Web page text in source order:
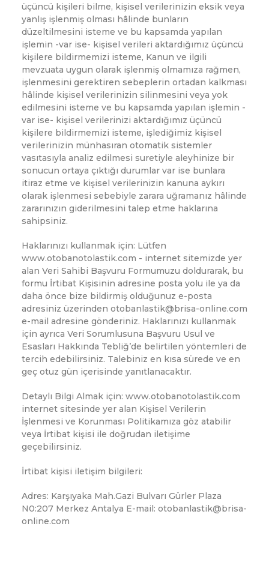
üçüncü kişileri bilme, kişisel verilerinizin eksik veya
yanlış işlenmiş olması hâlinde bunların
düzeltilmesini isteme ve bu kapsamda yapılan
işlemin -var ise- kişisel verileri aktardığımız üçüncü
kişilere bildirmemizi isteme, Kanun ve ilgili
mevzuata uygun olarak işlenmiş olmamıza rağmen,
işlenmesini gerektiren sebeplerin ortadan kalkması
hâlinde kişisel verilerinizin silinmesini veya yok
edilmesini isteme ve bu kapsamda yapılan işlemin -
var ise- kişisel verilerinizi aktardığımız üçüncü
kişilere bildirmemizi isteme, işlediğimiz kişisel
verilerinizin münhasıran otomatik sistemler
vasıtasıyla analiz edilmesi suretiyle aleyhinize bir
sonucun ortaya çıktığı durumlar var ise bunlara
itiraz etme ve kişisel verilerinizin kanuna aykırı
olarak işlenmesi sebebiyle zarara uğramanız hâlinde
zararınızın giderilmesini talep etme haklarına
sahipsiniz.
Haklarınızı kullanmak için: Lütfen
www.otobanotolastik.com - internet sitemizde yer
alan Veri Sahibi Başvuru Formumuzu doldurarak, bu
formu İrtibat Kişisinin adresine posta yolu ile ya da
daha önce bize bildirmiş olduğunuz e-posta
adresiniz üzerinden otobanlastik@brisa-online.com
e-mail adresine gönderiniz. Haklarınızı kullanmak
için ayrıca Veri Sorumlusuna Başvuru Usul ve
Esasları Hakkında Tebliğ’de belirtilen yöntemleri de
tercih edebilirsiniz. Talebiniz en kısa sürede ve en
geç otuz gün içerisinde yanıtlanacaktır.
Detaylı Bilgi Almak için: www.otobanotolastik.com
internet sitesinde yer alan Kişisel Verilerin
İşlenmesi ve Korunması Politikamıza göz atabilir
veya İrtibat kişisi ile doğrudan iletişime
geçebilirsiniz.
İrtibat kişisi iletişim bilgileri:
Adres: Karşıyaka Mah.Gazi Bulvarı Gürler Plaza
N0:207 Merkez Antalya E-mail: otobanlastik@brisa-
online.com